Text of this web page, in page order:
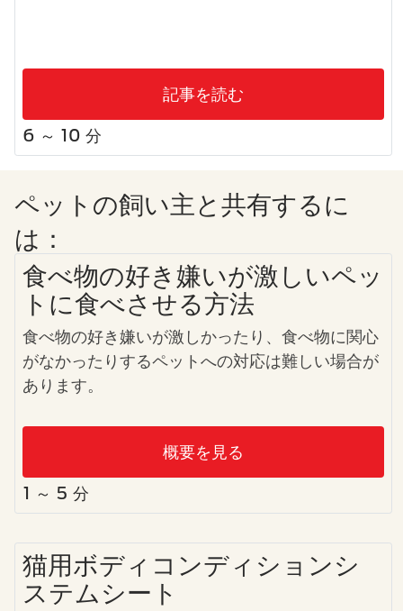
記事を読む
6 ～ 10 分
ペットの飼い主と共有するに
は：
食べ物の好き嫌いが激しいペッ
トに食べさせる方法
食べ物の好き嫌いが激しかったり、食べ物に関心
がなかったりするペットへの対応は難しい場合が
あります。
概要を見る
1 ～ 5 分
猫用ボディコンディションシ
ステムシート